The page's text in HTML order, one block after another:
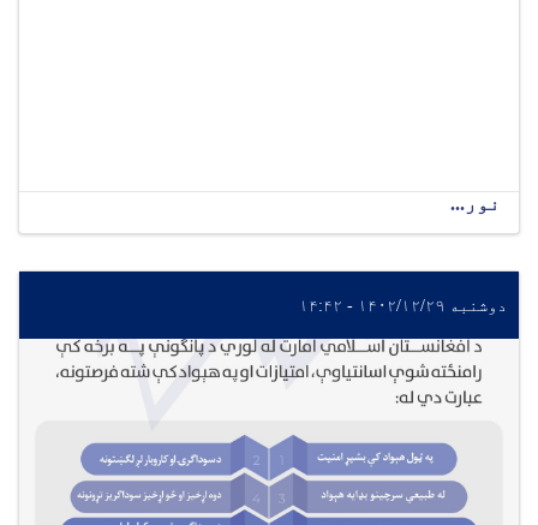
نور...
دوشنبه ۱۴۰۲/۱۲/۲۹ - ۱۴:۴۲